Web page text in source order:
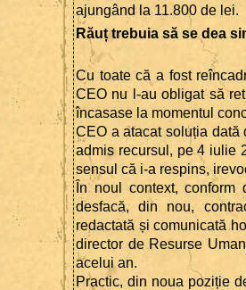
ajungând la 11.800 de lei.
Răuț trebuia să se dea
Cu toate că a fost
CEO nu l-au obligat să
încasase la momentul
CEO a atacat soluția
admis recursul, pe 4 iulie
sensul că i-a respins,
În noul context,
desfacă, din nou,
redactată și comunicată
director de Resurse
acelui an.
Practic, din noua poziție